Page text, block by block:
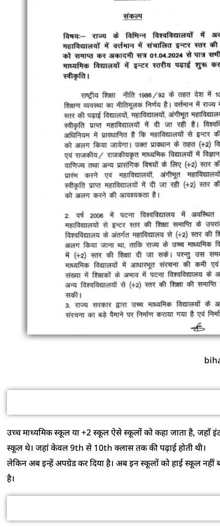
उच्च माध्यमिक स्कूल या +2 स्कूल ऐसे स्कूलों को कहा जाता है, जहाँ
स्कूल थे। जहां केवल 9th से 10th क्लास तक की पढ़ाई होती थी।
लेकिन अब इन्हें अपग्रेड कर दिया है। अब इन स्कूलों को हाई स्कूल नहीं
है।